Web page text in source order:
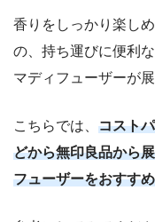
香りをしっかり楽し
の、持ち運びに便利
マディフューザーが
こちらでは、 コスト
どから無印良品から
フューザーをおすす